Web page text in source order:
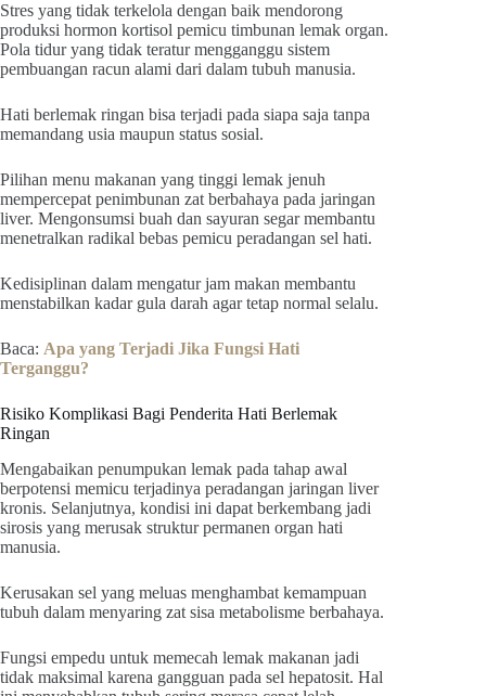
Stres yang tidak terkelola dengan baik mendorong
produksi hormon kortisol pemicu timbunan lemak organ.
Pola tidur yang tidak teratur mengganggu sistem
pembuangan racun alami dari dalam tubuh manusia.
Hati berlemak ringan bisa terjadi pada siapa saja tanpa
memandang usia maupun status sosial.
Pilihan menu makanan yang tinggi lemak jenuh
mempercepat penimbunan zat berbahaya pada jaringan
liver. Mengonsumsi buah dan sayuran segar membantu
menetralkan radikal bebas pemicu peradangan sel hati.
Kedisiplinan dalam mengatur jam makan membantu
menstabilkan kadar gula darah agar tetap normal selalu.
Baca: Apa yang Terjadi Jika Fungsi Hati
Terganggu?
Risiko Komplikasi Bagi Penderita Hati Berlemak
Ringan
Mengabaikan penumpukan lemak pada tahap awal
berpotensi memicu terjadinya peradangan jaringan liver
kronis. Selanjutnya, kondisi ini dapat berkembang jadi
sirosis yang merusak struktur permanen organ hati
manusia.
Kerusakan sel yang meluas menghambat kemampuan
tubuh dalam menyaring zat sisa metabolisme berbahaya.
Fungsi empedu untuk memecah lemak makanan jadi
tidak maksimal karena gangguan pada sel hepatosit. Hal